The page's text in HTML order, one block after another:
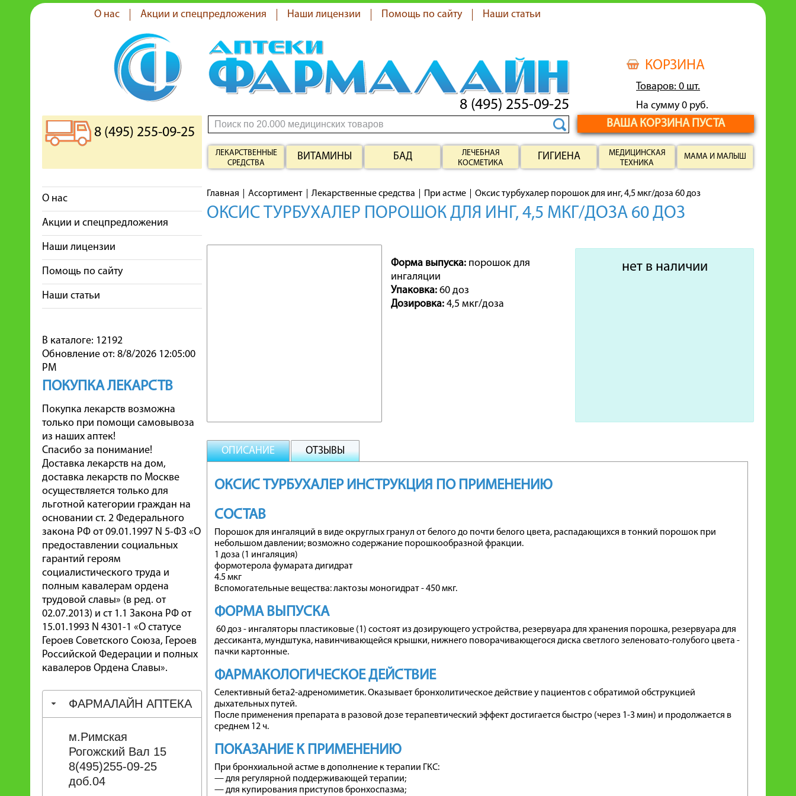
О нас Акции и спецпредложения Наши лицензии Помощь по сайту Наши статьи
КОРЗИНА
Товаров: 0 шт.
На сумму 0 руб.
ВАША КОРЗИНА ПУСТА
8 (495) 255-09-25
8 (495) 255-09-25
ЛЕКАРСТВЕННЫЕ
СРЕДСТВА
ВИТАМИНЫ БАД
ЛЕЧЕБНАЯ
КОСМЕТИКА
ГИГИЕНА
МЕДИЦИНСКАЯ
ТЕХНИКА
МАМА И МАЛЫШ
О нас
Акции и спецпредложения
Наши лицензии
Помощь по сайту
Наши статьи
В каталоге: 12192
Обновление от: 8/8/2026 12:05:00
PM
ПОКУПКА ЛЕКАРСТВ
Покупка лекарств возможна
только при помощи самовывоза
из наших аптек!
Спасибо за понимание!
Доставка лекарств на дом,
доставка лекарств по Москве
осуществляется только для
льготной категории граждан на
основании ст. 2 Федерального
закона РФ от 09.01.1997 N 5-ФЗ «О
предоставлении социальных
гарантий героям
социалистического труда и
полным кавалерам ордена
трудовой славы» (в ред. от
02.07.2013) и ст 1.1 Закона РФ от
15.01.1993 N 4301-1 «О статусе
Героев Советского Союза, Героев
Российской Федерации и полных
кавалеров Ордена Славы».
ФАРМАЛАЙН АПТЕКА
м.Римская
Рогожский Вал 15
8(495)255-09-25
доб.04
Главная Ассортимент Лекарственные средства При астме Оксис турбухалер порошок для инг, 4,5 мкг/доза 60 доз
ОКСИС ТУРБУХАЛЕР ПОРОШОК ДЛЯ ИНГ, 4,5 МКГ/ДОЗА 60 ДОЗ
Форма выпуска: порошок для
ингаляции
Упаковка: 60 доз
Дозировка: 4,5 мкг/доза
нет в наличии
ОПИСАНИЕ ОТЗЫВЫ
ОКСИС ТУРБУХАЛЕР ИНСТРУКЦИЯ ПО ПРИМЕНЕНИЮ
СОСТАВ
Порошок для ингаляций в виде округлых гранул от белого до почти белого цвета, распадающихся в тонкий порошок при
небольшом давлении; возможно содержание порошкообразной фракции.
1 доза (1 ингаляция)
формотерола фумарата дигидрат
4.5 мкг
Вспомогательные вещества: лактозы моногидрат - 450 мкг.
ФОРМА ВЫПУСКА
60 доз - ингаляторы пластиковые (1) состоят из дозирующего устройства, резервуара для хранения порошка, резервуара для
дессиканта, мундштука, навинчивающейся крышки, нижнего поворачивающегося диска светлого зеленовато-голубого цвета -
пачки картонные.
ФАРМАКОЛОГИЧЕСКОЕ ДЕЙСТВИЕ
Селективный бета2-адреномиметик. Оказывает бронхолитическое действие у пациентов с обратимой обструкцией
дыхательных путей.
После применения препарата в разовой дозе терапевтический эффект достигается быстро (через 1-3 мин) и продолжается в
среднем 12 ч.
ПОКАЗАНИЕ К ПРИМЕНЕНИЮ
При бронхиальной астме в дополнение к терапии ГКС:
— для регулярной поддерживающей терапии;
— для купирования приступов бронхоспазма;